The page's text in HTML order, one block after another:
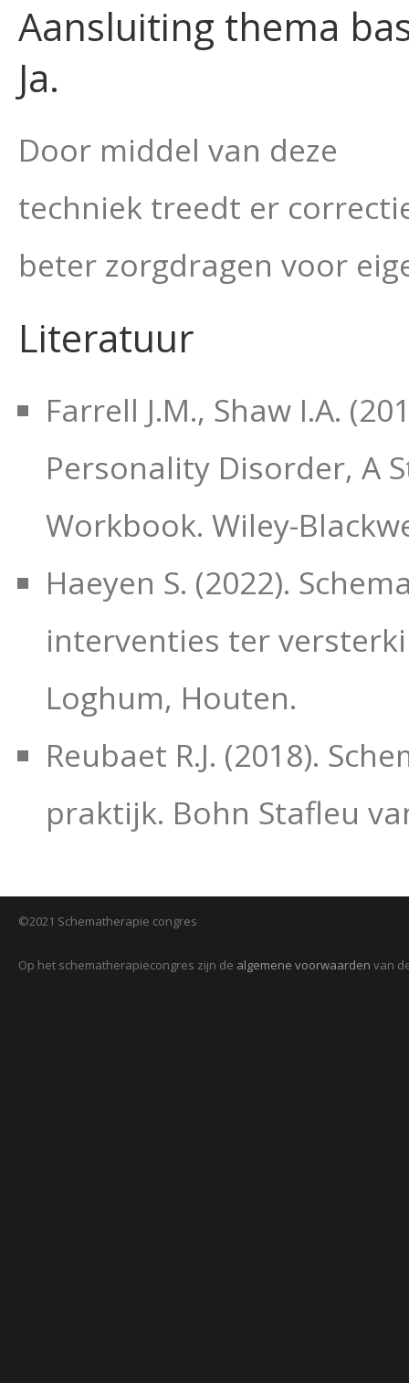
Aansluiting thema
Ja.
Door middel van deze
techniek treedt er
beter zorgdragen voor
Literatuur
Farrell J.M., Shaw I.A.
Personality Disorder, A
Workbook. Wiley-
Haeyen S. (2022).
interventies ter
Loghum, Houten.
Reubaet R.J. (2018).
praktijk. Bohn Stafleu
©2021 Schematherapie congres
Op het schematherapiecongres zijn de algemene voorwaarden van